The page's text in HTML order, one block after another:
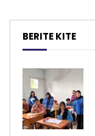
BERITE KITE